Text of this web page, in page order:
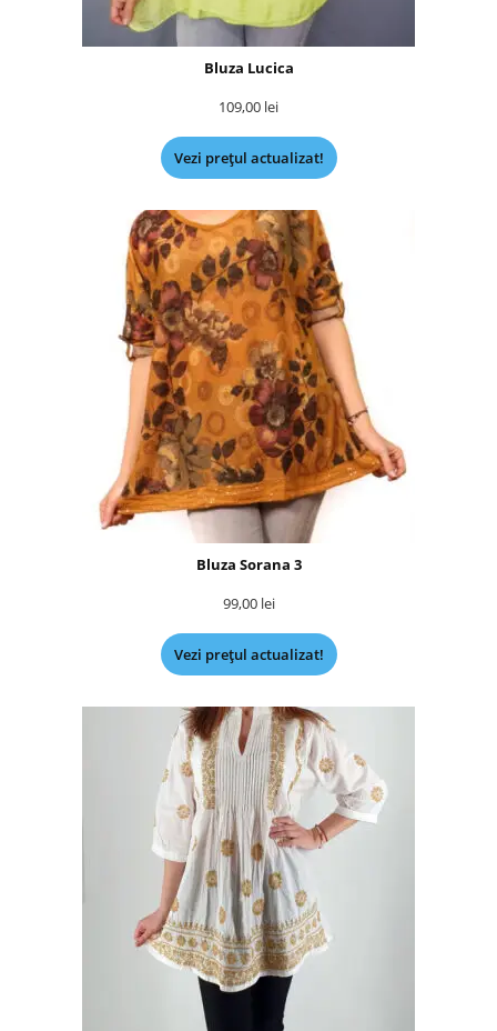
Bluza Lucica
109,00 lei
Vezi prețul actualizat!
Bluza Sorana 3
99,00 lei
Vezi prețul actualizat!